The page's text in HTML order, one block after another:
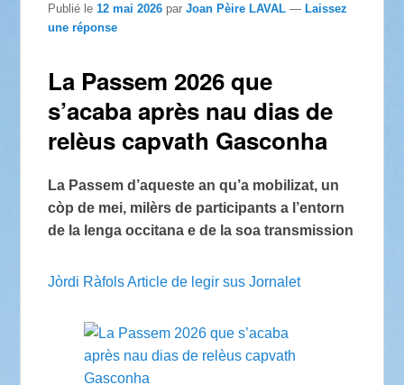
Publié le12 mai 2026 parJoan Pèire LAVAL —Laissez
une réponse
La Passem 2026 que
s’acaba après nau dias de
relèus capvath Gasconha
La Passem d’aqueste an qu’a mobilizat, un
còp de mei, milèrs de participants a l’entorn
de la lenga occitana e de la soa transmission
Jòrdi Ràfols Article de legir sus Jornalet